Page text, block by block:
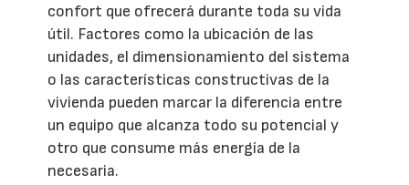
confort que ofrecerá durante toda su vida
útil. Factores como la ubicación de las
unidades, el dimensionamiento del sistema
o las características constructivas de la
vivienda pueden marcar la diferencia entre
un equipo que alcanza todo su potencial y
otro que consume más energía de la
necesaria.